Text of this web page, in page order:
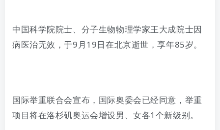
中国科学院院士、分子生物物理学家王大成院士因
病医治无效，于9 月19日在北京逝世，享年85岁。
国际举重联合会宣布，国际奥委会已经同意，举重
项目将在洛杉矶奥运会增设男、女各1 个新级别。